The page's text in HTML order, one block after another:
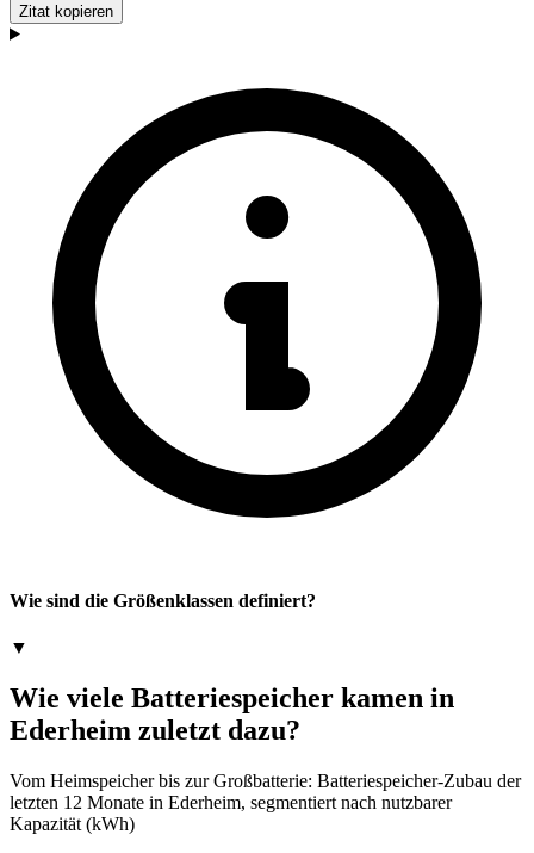
Zitat kopieren
Wie sind die Größenklassen definiert?
▼
Wie viele Batteriespeicher kamen in
Ederheim zuletzt dazu?
Vom Heimspeicher bis zur Großbatterie: Batteriespeicher-Zubau der
letzten 12 Monate in Ederheim, segmentiert nach nutzbarer
Kapazität (kWh)